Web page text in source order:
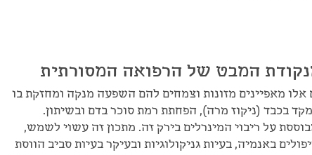
המבט של הרפואה המסורתית
מאפיינים מזונות וצמחים להם השפעה מנקה ומחזקת בו
בכבד (ניקוז מרה), הפחתת רמת סוכר בדם ובשיתון.
על ריבוי המינרלים בירק זה. מתכון זה עשוי לשמש,
באנמיה, בעיות גניקולוגיות ובעיקר בעיות סביב הווסת